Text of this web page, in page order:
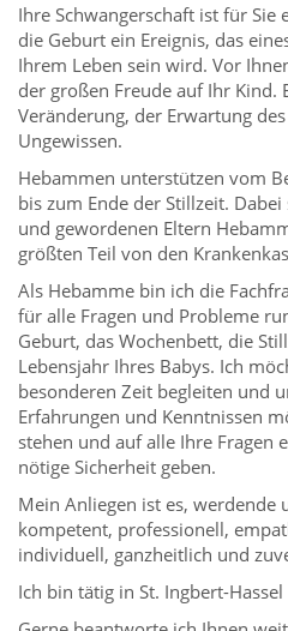
Ihre Schwangerschaft ist für Sie
die Geburt ein Ereignis, das
Ihrem Leben sein wird. Vor
der großen Freude auf Ihr Kind.
Veränderung, der Erwartung
Ungewissen.
Hebammen unterstützen vom
bis zum Ende der Stillzeit.
und gewordenen Eltern
größten Teil von den
Als Hebamme bin ich die
für alle Fragen und Probleme
Geburt, das Wochenbett, die
Lebensjahr Ihres Babys. Ich
besonderen Zeit begleiten und
Erfahrungen und Kenntnissen
stehen und auf alle Ihre Fragen
nötige Sicherheit geben.
Mein Anliegen ist es, werdende
kompetent, professionell,
individuell, ganzheitlich und
Ich bin tätig in St. Ingbert-